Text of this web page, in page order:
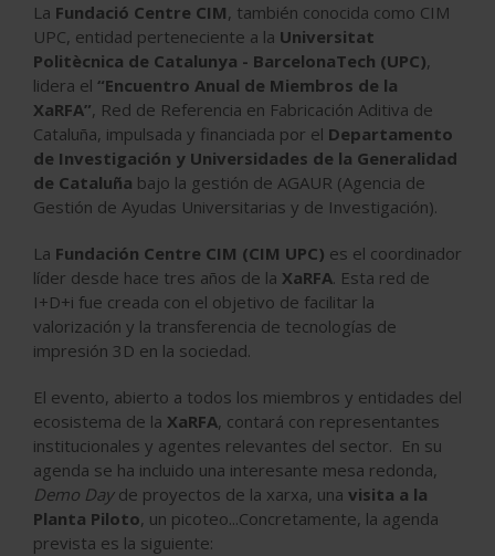
La Fundació Centre CIM, también conocida como CIM
UPC, entidad perteneciente a la Universitat
Politècnica de Catalunya - BarcelonaTech (UPC),
lidera el “Encuentro Anual de Miembros de la
XaRFA”, Red de Referencia en Fabricación Aditiva de
Cataluña, impulsada y financiada por el Departamento
de Investigación y Universidades de la Generalidad
de Cataluña bajo la gestión de AGAUR (Agencia de
Gestión de Ayudas Universitarias y de Investigación).
La Fundación Centre CIM (CIM UPC) es el coordinador
líder desde hace tres años de la XaRFA. Esta red de
I+D+i fue creada con el objetivo de facilitar la
valorización y la transferencia de tecnologías de
impresión 3D en la sociedad.
El evento, abierto a todos los miembros y entidades del
ecosistema de la XaRFA, contará con representantes
institucionales y agentes relevantes del sector. En su
agenda se ha incluido una interesante mesa redonda,
Demo Dayde proyectos de la xarxa, una visita a la
Planta Piloto, un picoteo...Concretamente, la agenda
prevista es la siguiente: